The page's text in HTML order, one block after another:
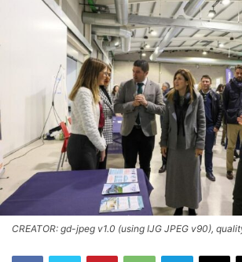
CREATOR: gd-jpeg v1.0 (using IJG JPEG v90),